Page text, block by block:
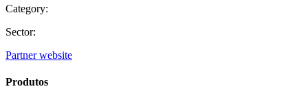
Category:
Sector:
Partner website
Produtos